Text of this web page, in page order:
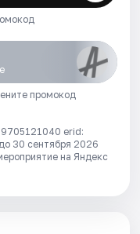
промокод
erid:
30 сентября 2026
на Яндекс